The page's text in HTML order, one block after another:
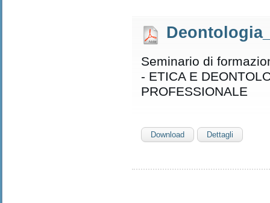
Seminario di
- ETICA E
PROFESSIONALE
Download Dettagli